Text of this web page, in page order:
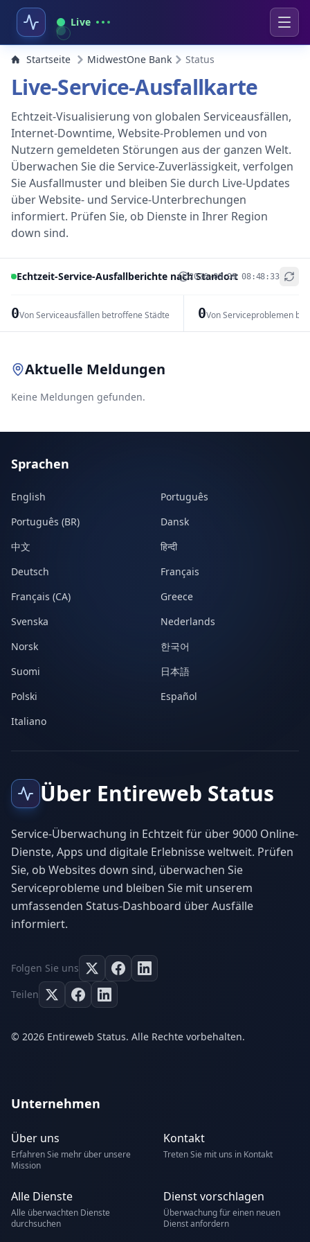
Live
Startseite MidwestOne Bank Status
Live-Service-Ausfallkarte
Echtzeit-Visualisierung von globalen Serviceausfällen,
Internet-Downtime, Website-Problemen und von
Nutzern gemeldeten Störungen aus der ganzen Welt.
Überwachen Sie die Service-Zuverlässigkeit, verfolgen
Sie Ausfallmuster und bleiben Sie durch Live-Updates
über Website- und Service-Unterbrechungen
informiert. Prüfen Sie, ob Dienste in Ihrer Region
down sind.
Echtzeit-Service-Ausfallberichte nach Standort
2026-08-09 08:48:33
0Von Serviceausfällen betroffene Städte 0Von Serviceproblemen
+
Aktuelle Meldungen
Keine Meldungen gefunden.
Sprachen
English
Português
Português (BR)
Dansk
中文
हिन्दी
Deutsch
Français
Français (CA)
Greece
Svenska
Nederlands
Norsk
한국어
Suomi
日本語
Polski
Español
Italiano
Über Entireweb Status
Service-Überwachung in Echtzeit für über 9000 Online-
Dienste, Apps und digitale Erlebnisse weltweit. Prüfen
Sie, ob Websites down sind, überwachen Sie
Serviceprobleme und bleiben Sie mit unserem
umfassenden Status-Dashboard über Ausfälle
informiert.
Folgen Sie uns
Teilen
© 2026 Entireweb Status. Alle Rechte vorbehalten.
Unternehmen
Über uns
Erfahren Sie mehr über unsere
Mission
Kontakt
Treten Sie mit uns in Kontakt
Alle Dienste
Alle überwachten Dienste
durchsuchen
Dienst vorschlagen
Überwachung für einen neuen
Dienst anfordern